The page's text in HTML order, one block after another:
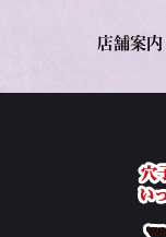
店舗案内